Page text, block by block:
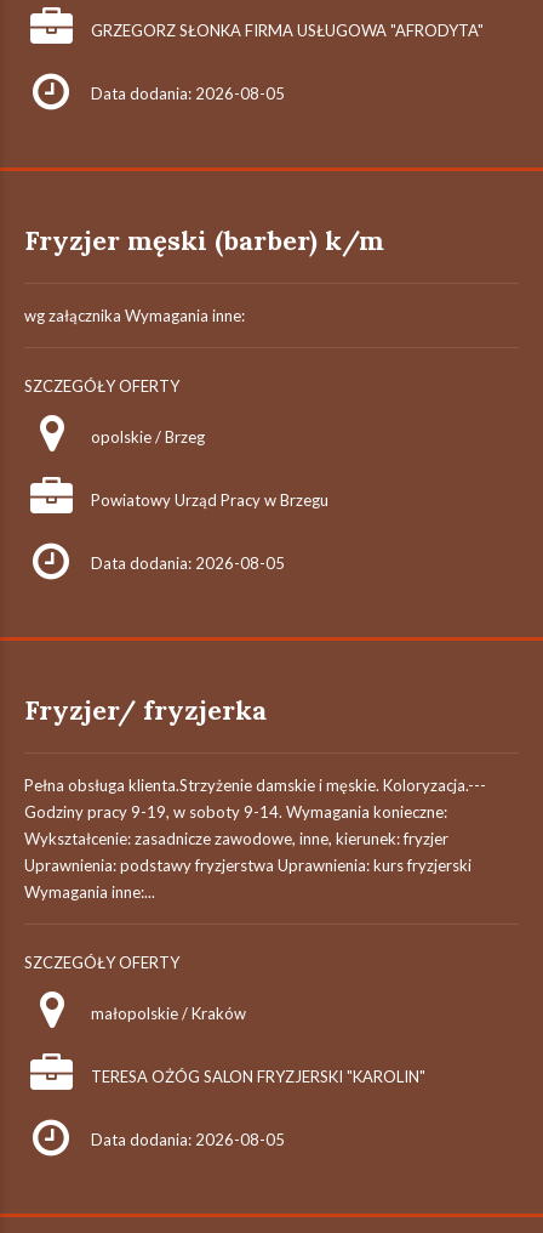
GRZEGORZ SŁONKA FIRMA USŁUGOWA "AFRODYTA"
Data dodania: 2026-08-05
Fryzjer męski (barber) k/m
wg załącznika Wymagania inne:
SZCZEGÓŁY OFERTY
opolskie / Brzeg
Powiatowy Urząd Pracy w Brzegu
Data dodania: 2026-08-05
Fryzjer/ fryzjerka
Pełna obsługa klienta.Strzyżenie damskie i męskie. Koloryzacja.---
Godziny pracy 9-19, w soboty 9-14. Wymagania konieczne:
Wykształcenie: zasadnicze zawodowe, inne, kierunek: fryzjer
Uprawnienia: podstawy fryzjerstwa Uprawnienia: kurs fryzjerski
Wymagania inne:...
SZCZEGÓŁY OFERTY
małopolskie / Kraków
TERESA OŻÓG SALON FRYZJERSKI "KAROLIN"
Data dodania: 2026-08-05